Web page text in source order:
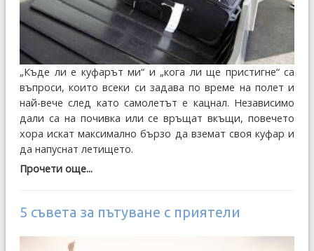
„Къде ли е куфарът ми“ и „кога ли ще пристигне“ са
въпроси, които всеки си задава по време на полет и
най-вече след като самолетът е кацнал. Независимо
дали са на почивка или се връщат вкъщи, повечето
хора искат максимално бързо да вземат своя куфар и
да напуснат летището.
Прочети още...
5 съвета за пътуване с приятели